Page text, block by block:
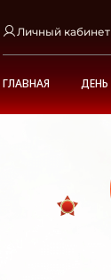
Личный кабинет
ГЛАВНАЯ